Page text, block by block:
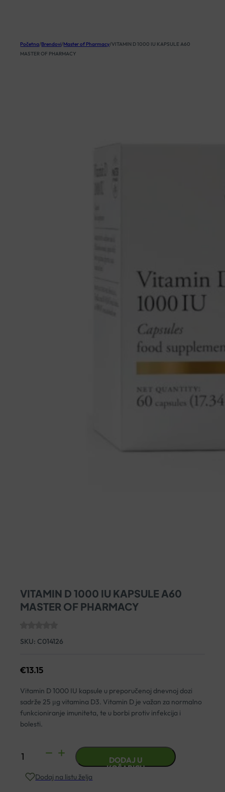
Početna/Brendovi/Master of Pharmacy/VITAMIN D 1000 IU KAPSULE A60
MASTER OF PHARMACY
VITAMIN D 1000 IU KAPSULE A60
MASTER OF PHARMACY
SKU: C014126
€13.15
Vitamin D 1000 IU kapsule u preporučenoj dnevnoj dozi
sadrže 25 μg vitamina D3. Vitamin D je važan za normalno
funkcioniranje imuniteta, te u borbi protiv infekcija i
bolesti.
VITAMIN
1000
DODAJ U
KOŠARICU
Dodaj na listu želja